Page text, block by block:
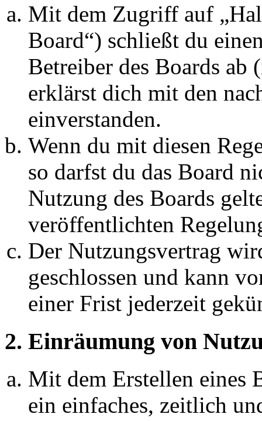
Mit dem Zugriff auf
Board“) schließt du
Betreiber des Boards ab
erklärst dich mit den
einverstanden.
Wenn du mit diesen
so darfst du das Board
Nutzung des Boards
veröffentlichten
Der Nutzungsvertrag
geschlossen und kann
einer Frist jederzeit
2. Einräumung von
Mit dem Erstellen eines
ein einfaches, zeitlich